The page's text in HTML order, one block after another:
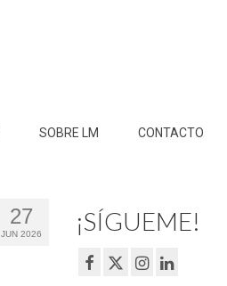
SOBRE LM CONTACTO
27
JUN 2026 ¡SÍGUEME!